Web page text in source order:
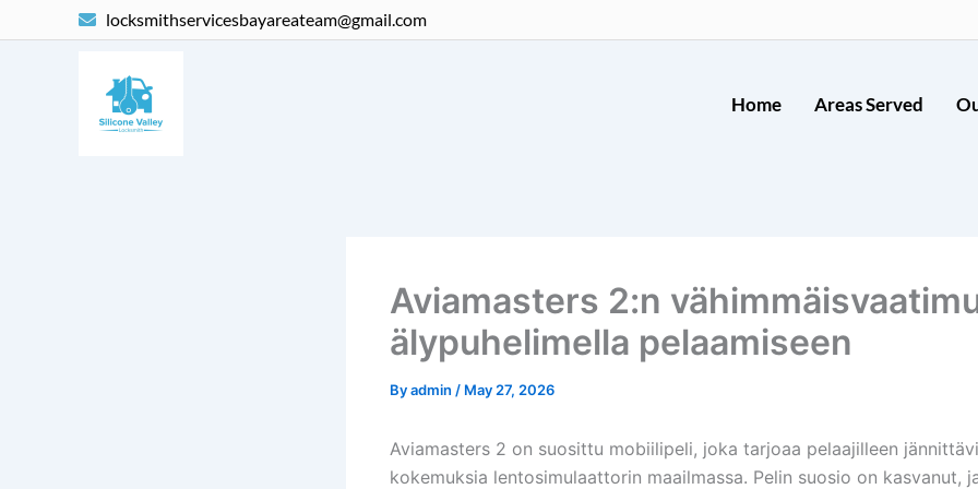
to
locksmithservicesbayareateam@gmail.com
Home Areas Served
Aviamasters 2:n
älypuhelimella pelaamiseen
Byadmin / May 27, 2026
Aviamasters 2 on suosittu mobiilipeli, joka tarjoaa pelaajilleen
kokemuksia lentosimulaattorin maailmassa. Pelin suosio on kasvanut,